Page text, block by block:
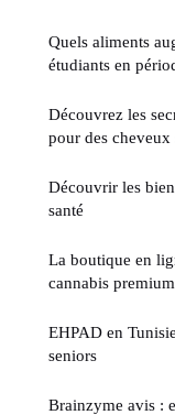
Quels aliments
étudiants en
Découvrez les
pour des cheveux
Découvrir les
santé
La boutique en
cannabis premium
EHPAD en
seniors
Brainzyme avis :